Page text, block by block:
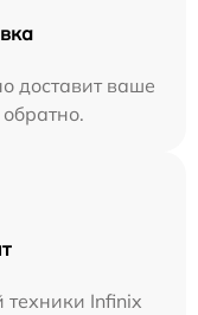
доставит ваше
техники Infinix